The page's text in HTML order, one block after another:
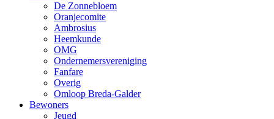
De Zonnebloem
Oranjecomite
Ambrosius
Heemkunde
OMG
Ondernemersvereniging
Fanfare
Overig
Omloop Breda-Galder
Bewoners
Jeugd